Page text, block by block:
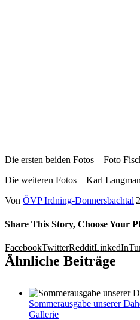
Die ersten beiden Fotos – Foto
Die weiteren Fotos – Karl
Von ÖVP Irdning-Donnersbachtal|
Share This Story, Choose Your
FacebookTwitterRedditLinkedIn
Ähnliche Beiträge
Sommerausgabe unserer
Gallerie